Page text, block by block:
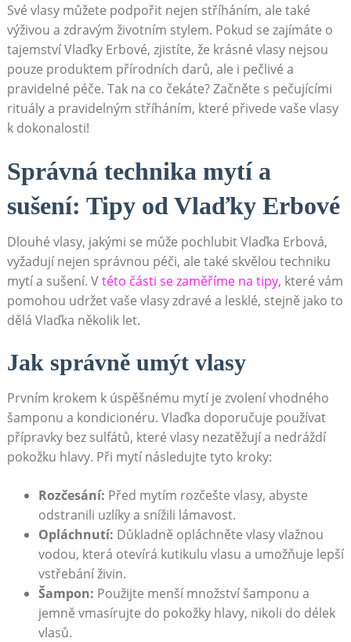
Své vlasy můžete podpořit nejen stříháním, ale také
výživou a zdravým životním stylem. Pokud se zajímáte o
tajemství Vlaďky Erbové, zjistíte, že krásné vlasy nejsou
pouze produktem přírodních darů, ale i pečlivé a
pravidelné péče. Tak na co čekáte? Začněte s pečujícími
rituály a pravidelným stříháním, které přivede vaše vlasy
k dokonalosti!
Správná technika mytí a
sušení: Tipy od Vlaďky Erbové
Dlouhé vlasy, jakými se může pochlubit Vlaďka Erbová,
vyžadují nejen správnou péči, ale také skvělou techniku
mytí a sušení. Vtéto části se zaměříme na tipy, které vám
pomohou udržet vaše vlasy zdravé a lesklé, stejně jako to
dělá Vlaďka několik let.
Jak správně umýt vlasy
Prvním krokem k úspěšnému mytí je zvolení vhodného
šamponu a kondicionéru. Vlaďka doporučuje používat
přípravky bez sulfátů, které vlasy nezatěžují a nedráždí
pokožku hlavy. Při mytí následujte tyto kroky:
Rozčesání: Před mytím rozčešte vlasy, abyste
odstranili uzlíky a snížili lámavost.
Opláchnutí: Důkladně opláchněte vlasy vlažnou
vodou, která otevírá kutikulu vlasu a umožňuje lepší
vstřebání živin.
Šampon: Použijte menší množství šamponu a
jemně vmasírujte do pokožky hlavy, nikoli do délek
vlasů.